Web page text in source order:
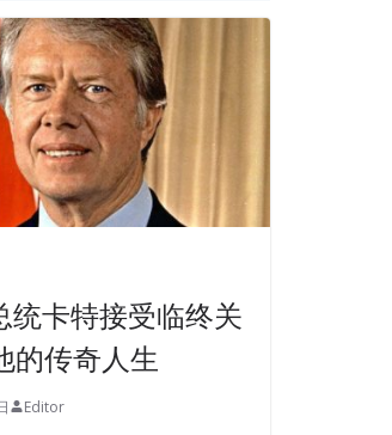
统卡特接受临终关
的传奇人生
Editor